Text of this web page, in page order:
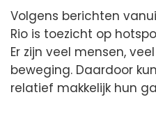
Volgens berichten
Rio is toezicht op
Er zijn veel mensen,
beweging. Daardoor
relatief makkelijk hun